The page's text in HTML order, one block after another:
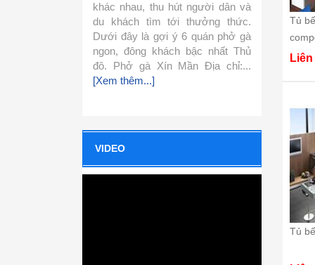
khác nhau, thu hút người dân và
du khách tìm tới thưởng thức.
Dưới đây là gợi ý 6 quán phở gà
ngon, đông khách bậc nhất Thủ
đô. Phở gà Xín Mần Địa chỉ:...
[Xem thêm...]
lại khá đơn
biến. Hôm nay
cách nấu phở
cùng vào bếp
nhé. 1.Nguyên
VIDEO
Tủ
Tủ